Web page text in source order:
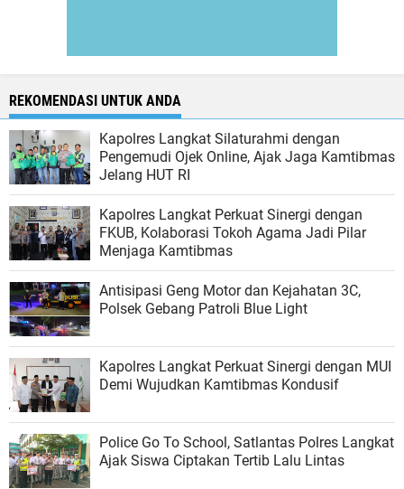
REKOMENDASI UNTUK ANDA
Kapolres Langkat Silaturahmi dengan
Pengemudi Ojek Online, Ajak Jaga Kamtibmas
Jelang HUT RI
Kapolres Langkat Perkuat Sinergi dengan
FKUB, Kolaborasi Tokoh Agama Jadi Pilar
Menjaga Kamtibmas
Antisipasi Geng Motor dan Kejahatan 3C,
Polsek Gebang Patroli Blue Light
Kapolres Langkat Perkuat Sinergi dengan MUI
Demi Wujudkan Kamtibmas Kondusif
Police Go To School, Satlantas Polres Langkat
Ajak Siswa Ciptakan Tertib Lalu Lintas